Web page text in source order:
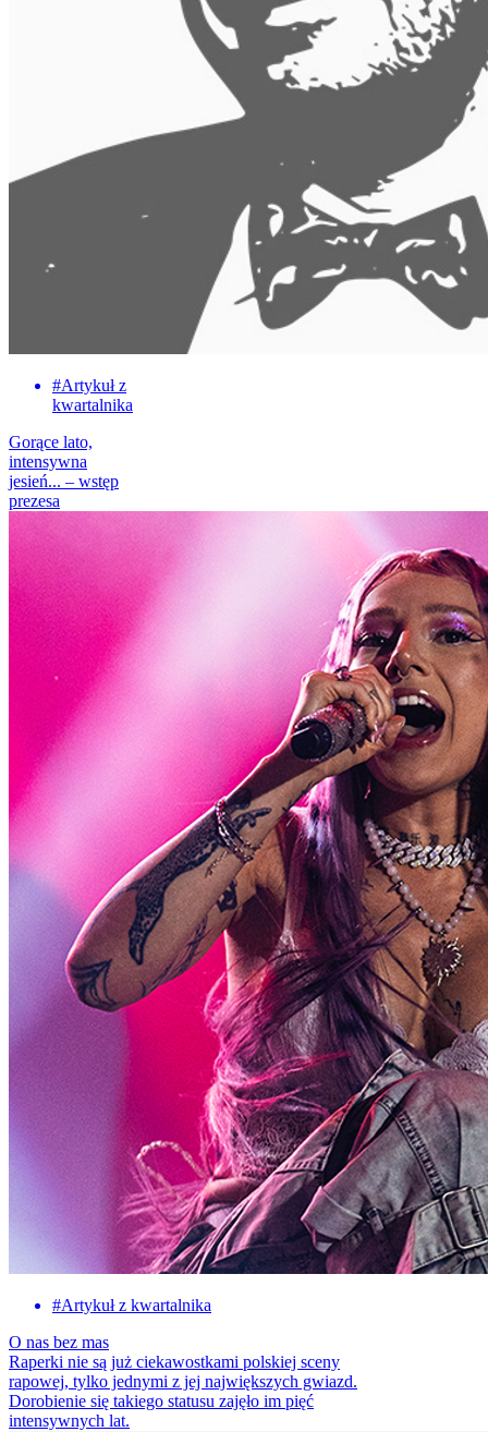
#Artykuł z
kwartalnika
Gorące lato,
intensywna
jesień... – wstęp
prezesa
#Artykuł z kwartalnika
O nas bez mas
Raperki nie są już ciekawostkami polskiej sceny
rapowej, tylko jednymi z jej największych gwiazd.
Dorobienie się takiego statusu zajęło im pięć
intensywnych lat.